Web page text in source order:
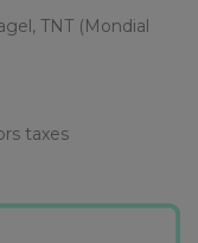
TNT (Mondial
taxes